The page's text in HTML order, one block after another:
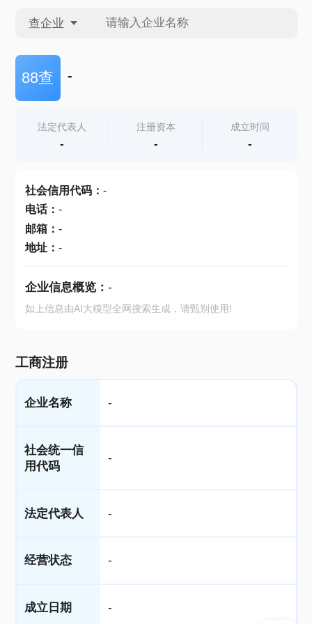
查企业
查企业
查产地
88查 -
法定代表人
-
注册资本
-
成立时间
-
社会信用代码： -
电话： -
邮箱： -
地址： -
企业信息概览： -
如上信息由AI大模型全网搜索生成，请甄别使用!
工商注册
企业名称 -
社会统一信
用代码
-
法定代表人 -
经营状态 -
成立日期 -